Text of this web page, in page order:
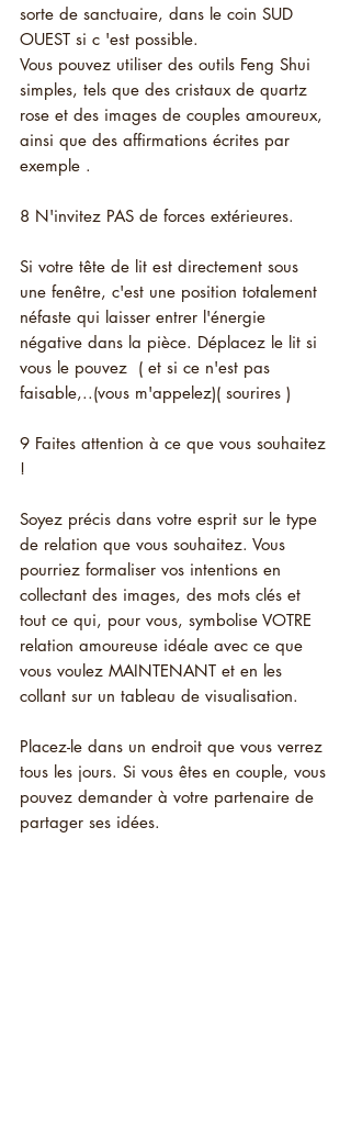
sorte de sanctuaire, dans le coin SUD
OUEST si c 'est possible.
Vous pouvez utiliser des outils Feng Shui
simples, tels que des cristaux de quartz
rose et des images de couples amoureux,
ainsi que des affirmations écrites par
exemple .
8 N'invitez PAS de forces extérieures.
Si votre tête de lit est directement sous
une fenêtre, c'est une position totalement
néfaste qui laisser entrer l'énergie
négative dans la pièce. Déplacez le lit si
vous le pouvez  ( et si ce n'est pas
faisable,..(vous m'appelez)( sourires )
9 Faites attention à ce que vous souhaitez
!
Soyez précis dans votre esprit sur le type
de relation que vous souhaitez. Vous
pourriez formaliser vos intentions en
collectant des images, des mots clés et
tout ce qui, pour vous, symbolise VOTRE
relation amoureuse idéale avec ce que
vous voulez MAINTENANT et en les
collant sur un tableau de visualisation.
Placez-le dans un endroit que vous verrez
tous les jours. Si vous êtes en couple, vous
pouvez demander à votre partenaire de
partager ses idées.